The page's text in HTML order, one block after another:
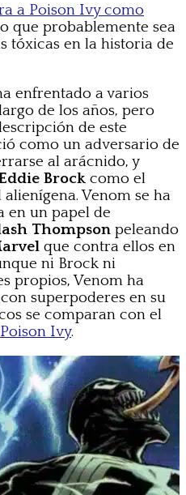
a Poison Ivy como
que probablemente sea
tóxicas en la historia de
enfrentado a varios
de los años, pero
de este
como un adversario de
al arácnido, y
Brock como el
Venom se ha
en un papel de
Thompson peleando
que contra ellos en
ni Brock ni
propios, Venom ha
superpoderes en su
se comparan con el
Poison Ivy.